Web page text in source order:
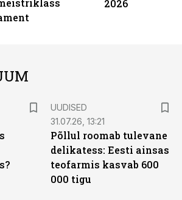
2026
UUDISED
31.07.26, 13:21
Põllul roomab tulevane
delikatess: Eesti ainsas
teofarmis kasvab 600
000 tigu